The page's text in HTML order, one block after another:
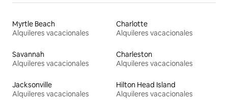
Myrtle Beach
Alquileres vacacionales
Charlotte
Alquileres vacacionales
Savannah
Alquileres vacacionales
Charleston
Alquileres vacacionales
Jacksonville
Alquileres vacacionales
Hilton Head Island
Alquileres vacacionales